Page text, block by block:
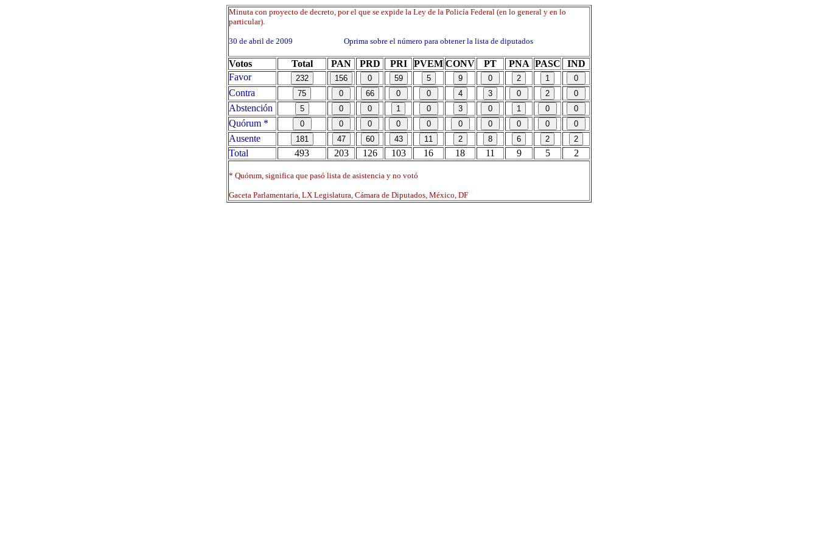
Minuta con proyecto de decreto, por el que se expide la Ley de la Policía Federal (en lo general y en lo
particular).
30 de abril de 2009 Oprima sobre el número para obtener la lista de diputados
Votos Total PAN PRD PRI PVEM CONV PT PNA PASC
IND
Favor
Contra
Abstención
Quórum *
Ausente
Total
493 203 126 103 16 18 11 9 5 2
* Quórum, significa que pasó lista de asistencia y no votó
Gaceta Parlamentaria, LX Legislatura, Cámara de Diputados, México, DF